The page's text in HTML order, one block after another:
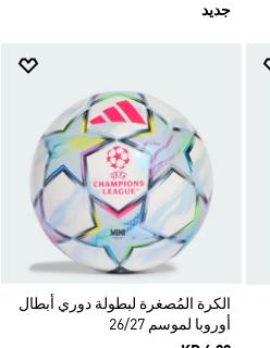
جديد
الكرة المُصغرة لبطولة دوري أبطال
أوروبا لموسم 26/27